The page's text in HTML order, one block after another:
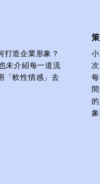
打造企業形象？
未介紹每一道流
「軟性情感」去